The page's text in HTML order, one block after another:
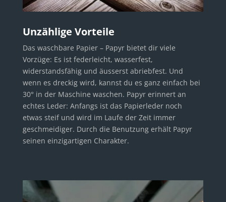
Unzählige Vorteile
Das waschbare Papier – Papyr bietet dir viele
Vorzüge: Es ist federleicht, wasserfest,
widerstandsfähig und äusserst abriebfest. Und
wenn es dreckig wird, kannst du es ganz einfach bei
30° in der Maschine waschen. Papyr erinnert an
echtes Leder: Anfangs ist das Papierleder noch
etwas steif und wird im Laufe der Zeit immer
geschmeidiger. Durch die Benutzung erhält Papyr
seinen einzigartigen Charakter.